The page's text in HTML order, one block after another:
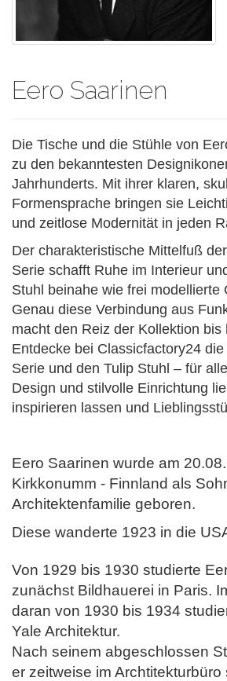
Eero Saarinen
Die Tische und die Stühle von
zu den bekanntesten
Jahrhunderts. Mit ihrer klaren,
Formensprache bringen sie
und zeitlose Modernität in jeden
Der charakteristische Mittelfuß
Serie schafft Ruhe im Interieur
Stuhl beinahe wie frei modellierte
Genau diese Verbindung aus
macht den Reiz der Kollektion bis
Entdecke bei Classicfactory24
Serie und den Tulip Stuhl – für
Design und stilvolle Einrichtung
inspirieren lassen und
Eero Saarinen wurde am
Kirkkonumm - Finnland als
Architektenfamilie geboren.
Diese wanderte 1923 in die
Von 1929 bis 1930 studierte
zunächst Bildhauerei in Paris.
daran von 1930 bis 1934
Yale Architektur.
Nach seinem abgeschlossen
er zeitweise im Archtitekturbüro